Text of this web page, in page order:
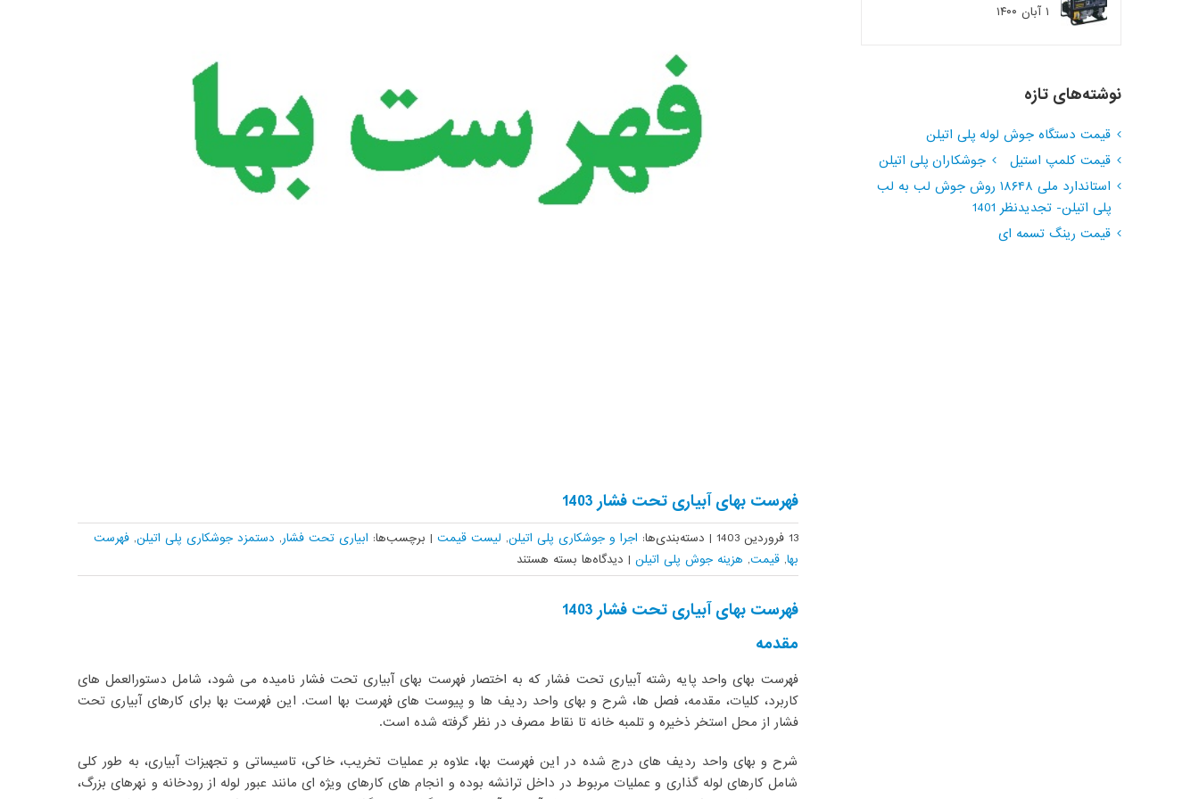
فهرست بهای آبیاری تحت فشار 1403
13 فروردین 1403 | دسته‌بندی‌ها: اجرا و جوشکاری پلی اتیلن, لیست قیمت | برچسب‌ها: ابیاری تحت فشار, دستمزد جوشکاری پلی اتیلن,فهرست
بها,قیمت, هزینه جوش پلی اتیلن | دیدگاه‌ها برای
فهرست
بهای
1403
بسته هستند
فهرست بهای آبیاری تحت فشار 1403
مقدمه
فهرست بهای واحد پایه رشته آبیاری تحت فشار که به اختصار فهرست بهای آبیاری تحت فشار نامیده می شود، شامل دستورالعمل های
کاربرد، کلیات، مقدمه، فصل ها، شرح و بهای واحد ردیف ها و پیوست های فهرست بها است. این فهرست بها برای کارهای آبیاری تحت
فشار از محل استخر ذخیره و تلمبه خانه تا نقاط مصرف در نظر گرفته شده است.
شرح و بهای واحد ردیف های درج شده در این فهرست بها، علاوه بر عملیات تخریب، خاکی، تاسیساتی و تجهیزات آبیاری، به طور کلی
شامل کارهای لوله گذاری و عملیات مربوط در داخل ترانشه بوده و انجام های کارهای ویژه ای مانند عبور لوله از رودخانه و نهرهای بزرگ،
۱ آبان ۱۴۰۰
نوشته‌های تازه
قیمت دستگاه جوش لوله پلی اتیلن
قیمت کلمپ استیل
جوشکاران پلی اتیلن
استاندارد ملی ۱۸۶۴۸ روش جوش لب به لب
پلی اتیلن- تجدیدنظر 1401
قیمت رینگ تسمه ای